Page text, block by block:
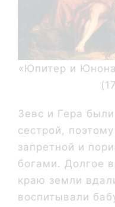
«Юпитер и
Зевс и Гера
сестрой,
запретной и
богами. Долгое
краю земли
воспитывали